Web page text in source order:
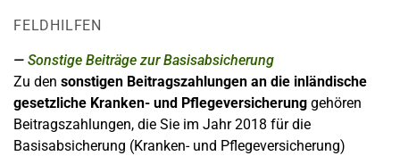
FELDHILFEN
Sonstige Beiträge zur Basisabsicherung
Zu den sonstigen Beitragszahlungen an die inländische
gesetzliche Kranken- und Pflegeversicherung gehören
Beitragszahlungen, die Sie im Jahr 2018 für die
Basisabsicherung (Kranken- und Pflegeversicherung)